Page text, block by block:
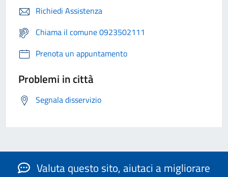
Richiedi Assistenza
Chiama il comune 0923502111
Prenota un appuntamento
Problemi in città
Segnala disservizio
Valuta questo sito, aiutaci a migliorare